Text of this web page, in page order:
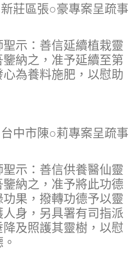
莊區張○豪專案呈疏事
示：善信延續植栽靈
納之，准予延續至第
為養料施肥，以慰助
中市陳○莉專案呈疏事
示：善信供養醫仙靈
納之，准予將此功德
果，撥轉功德予以靈
身，另具署有司指派
降及照護其靈樹，以慰